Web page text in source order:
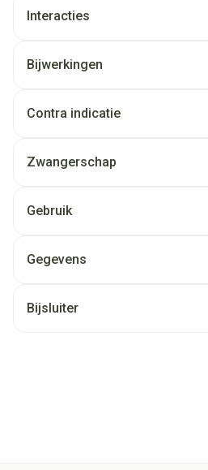
Interacties
Bijwerkingen
Contra indicatie
Zwangerschap
Gebruik
Gegevens
Bijsluiter